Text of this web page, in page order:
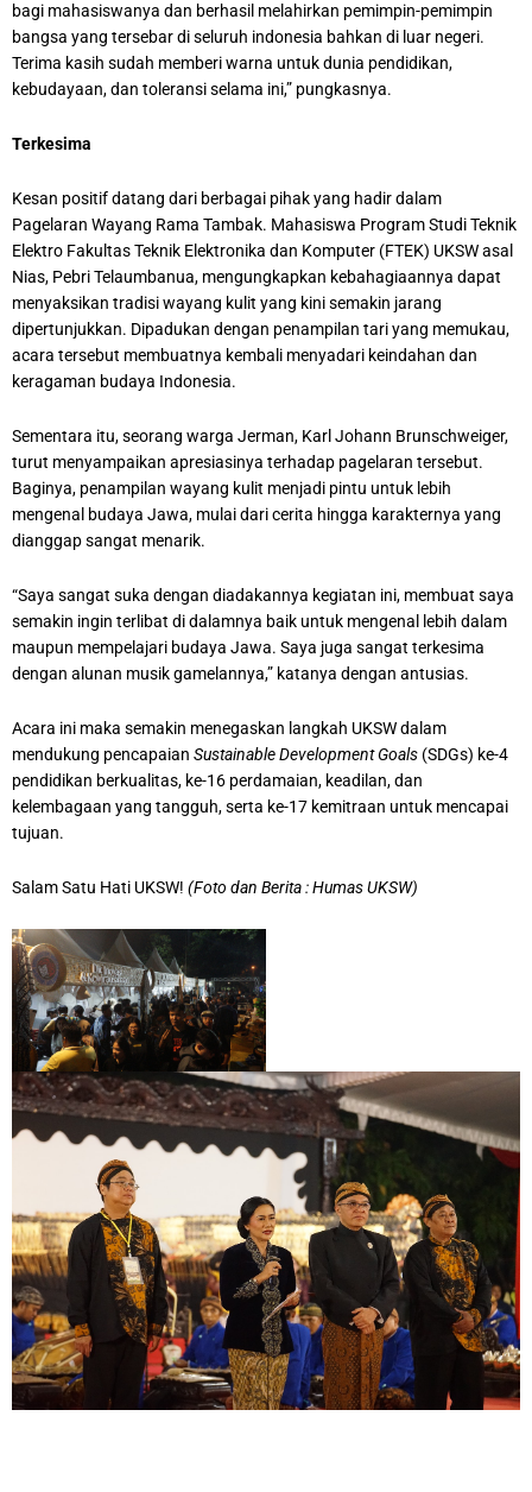
bagi mahasiswanya dan berhasil melahirkan pemimpin-pemimpin
bangsa yang tersebar di seluruh indonesia bahkan di luar negeri.
Terima kasih sudah memberi warna untuk dunia pendidikan,
kebudayaan, dan toleransi selama ini,” pungkasnya.
Terkesima
Kesan positif datang dari berbagai pihak yang hadir dalam
Pagelaran Wayang Rama Tambak. Mahasiswa Program Studi Teknik
Elektro Fakultas Teknik Elektronika dan Komputer (FTEK) UKSW asal
Nias, Pebri Telaumbanua, mengungkapkan kebahagiaannya dapat
menyaksikan tradisi wayang kulit yang kini semakin jarang
dipertunjukkan. Dipadukan dengan penampilan tari yang memukau,
acara tersebut membuatnya kembali menyadari keindahan dan
keragaman budaya Indonesia.
Sementara itu, seorang warga Jerman, Karl Johann Brunschweiger,
turut menyampaikan apresiasinya terhadap pagelaran tersebut.
Baginya, penampilan wayang kulit menjadi pintu untuk lebih
mengenal budaya Jawa, mulai dari cerita hingga karakternya yang
dianggap sangat menarik.
“Saya sangat suka dengan diadakannya kegiatan ini, membuat saya
semakin ingin terlibat di dalamnya baik untuk mengenal lebih dalam
maupun mempelajari budaya Jawa. Saya juga sangat terkesima
dengan alunan musik gamelannya,” katanya dengan antusias.
Acara ini maka semakin menegaskan langkah UKSW dalam
mendukung pencapaian Sustainable Development Goals (SDGs) ke-4
pendidikan berkualitas, ke-16 perdamaian, keadilan, dan
kelembagaan yang tangguh, serta ke-17 kemitraan untuk mencapai
tujuan.
Salam Satu Hati UKSW! (Foto dan Berita : Humas UKSW)